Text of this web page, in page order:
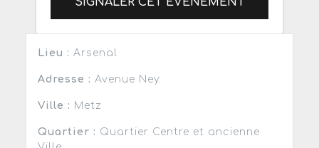
Lieu : Arsenal
Adresse : Avenue Ney
Ville : Metz
Quartier : Quartier Centre et ancienne